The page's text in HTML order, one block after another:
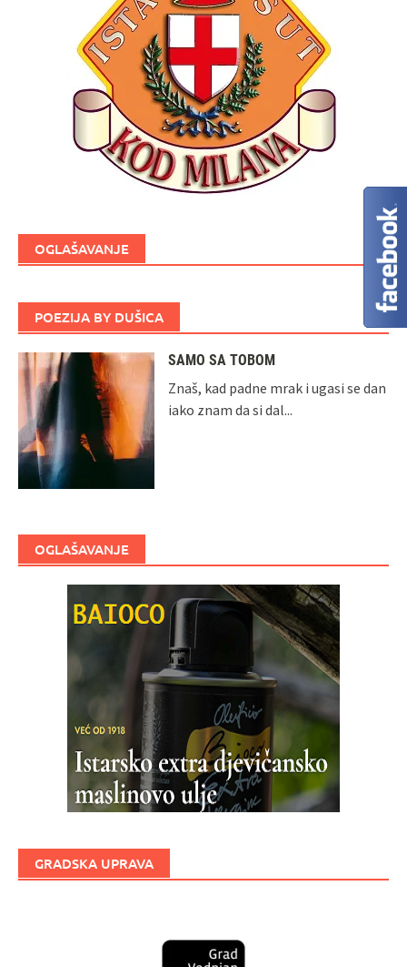
OGLAŠAVANJE
POEZIJA BY DUŠICA
SAMO SA TOBOM
Znaš, kad padne mrak i ugasi se dan
iako znam da si dal...
OGLAŠAVANJE
GRADSKA UPRAVA